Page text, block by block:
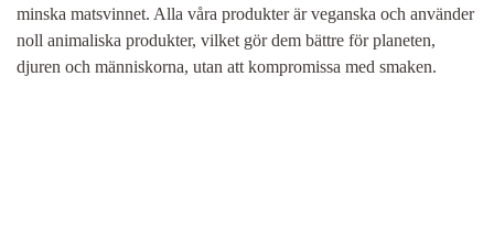
minska matsvinnet. Alla våra produkter är veganska och använder
noll animaliska produkter, vilket gör dem bättre för planeten,
djuren och människorna, utan att kompromissa med smaken.